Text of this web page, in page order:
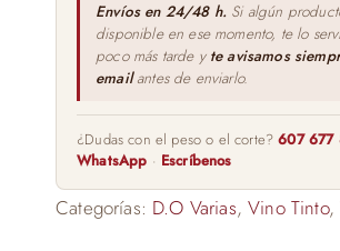
Envíos en 24/48 h. Si algún
disponible en ese momento, te lo
poco más tarde y te avisamos
emailantes de enviarlo.
¿Dudas con el peso o el corte?607 677
WhatsApp · Escríbenos
Categorías: D.O Varias,Vino Tinto,